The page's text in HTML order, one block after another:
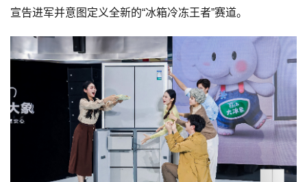
宣告进军并意图定义全新的“冰箱冷冻王者”赛道。